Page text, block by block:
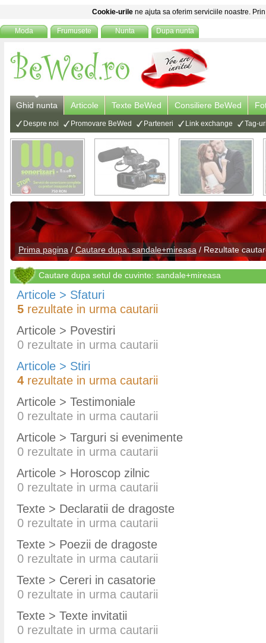
Cookie-urile ne ajuta sa oferim serviciile noastre.
Moda Frumusete Nunta Dupa nunta
Ghid nunta Articole Texte BeWed Consiliere BeWed
Despre noi Promovare BeWed Parteneri Link exchange Tag-
Prima pagina / Cautare dupa: sandale+mireasa / Rezultate
Cautare dupa setul de cuvinte: sandale+mireasa
Articole > Sfaturi
5 rezultate in urma cautarii
Articole > Povestiri
0 rezultate in urma cautarii
Articole > Stiri
4 rezultate in urma cautarii
Articole > Testimoniale
0 rezultate in urma cautarii
Articole > Targuri si evenimente
0 rezultate in urma cautarii
Articole > Horoscop zilnic
0 rezultate in urma cautarii
Texte > Declaratii de dragoste
0 rezultate in urma cautarii
Texte > Poezii de dragoste
0 rezultate in urma cautarii
Texte > Cereri in casatorie
0 rezultate in urma cautarii
Texte > Texte invitatii
0 rezultate in urma cautarii